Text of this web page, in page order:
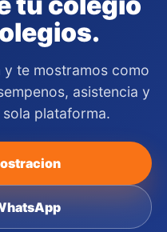
te mostramos como
asistencia y
plataforma.